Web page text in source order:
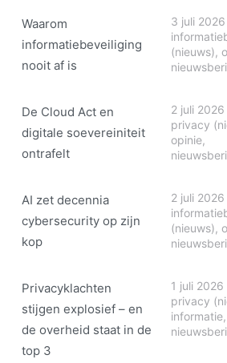
Waarom
informatiebeveiliging
nooit af is
3 juli 2026
(nieuws),
De Cloud Act en
digitale soe­ve­rei­ni­teit
ontrafelt
2 juli 2026
privacy
opinie,
AI zet decennia
cybersecurity op zijn
kop
2 juli 2026
(nieuws),
Privacyklachten
stijgen explosief – en
de overheid staat in de
top 3
1 juli 2026
privacy
informatie,